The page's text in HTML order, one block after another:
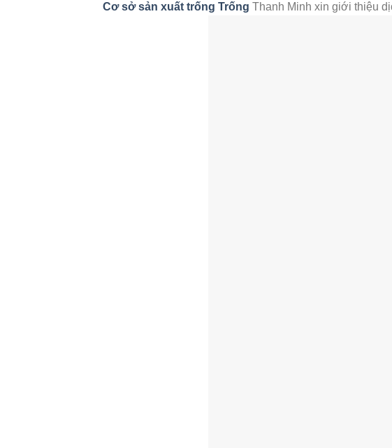
Cơ sở sản xuất trống Trống Thanh Minh xin giới thiệu